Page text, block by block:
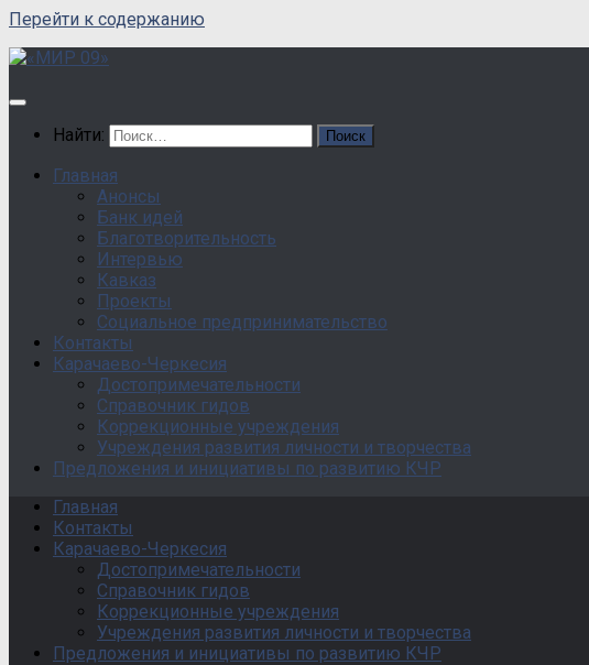
Перейти к содержанию
Найти:
Главная
Анонсы
Банк идей
Благотворительность
Интервью
Кавказ
Проекты
Социальное предпринимательство
Контакты
Карачаево-Черкесия
Достопримечательности
Справочник гидов
Коррекционные учреждения
Учреждения развития личности и творчества
Предложения и инициативы по развитию КЧР
Главная
Контакты
Карачаево-Черкесия
Достопримечательности
Справочник гидов
Коррекционные учреждения
Учреждения развития личности и творчества
Предложения и инициативы по развитию КЧР